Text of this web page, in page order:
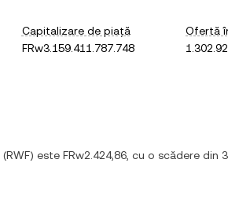
Capitalizare de piață
FRw3.159.411.787.748
Ofertă
(RWF) este FRw2.424,86 , cu o scădere din